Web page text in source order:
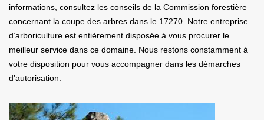
informations, consultez les conseils de la Commission forestière
concernant la coupe des arbres dans le 17270. Notre entreprise
d’arboriculture est entièrement disposée à vous procurer le
meilleur service dans ce domaine. Nous restons constamment à
votre disposition pour vous accompagner dans les démarches
d’autorisation.